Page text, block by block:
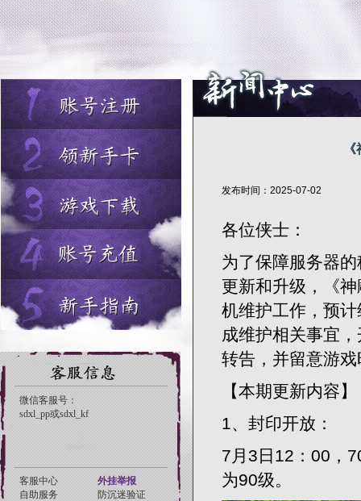
发布时间：2025-07-02
各位侠士：
为了保障服务器
更新和升级，《
机维护工作，预
成维护相关事宜
转告，并留意游
【本期更新内容】
1、封印开放：
7月3日12：00，
为90级。